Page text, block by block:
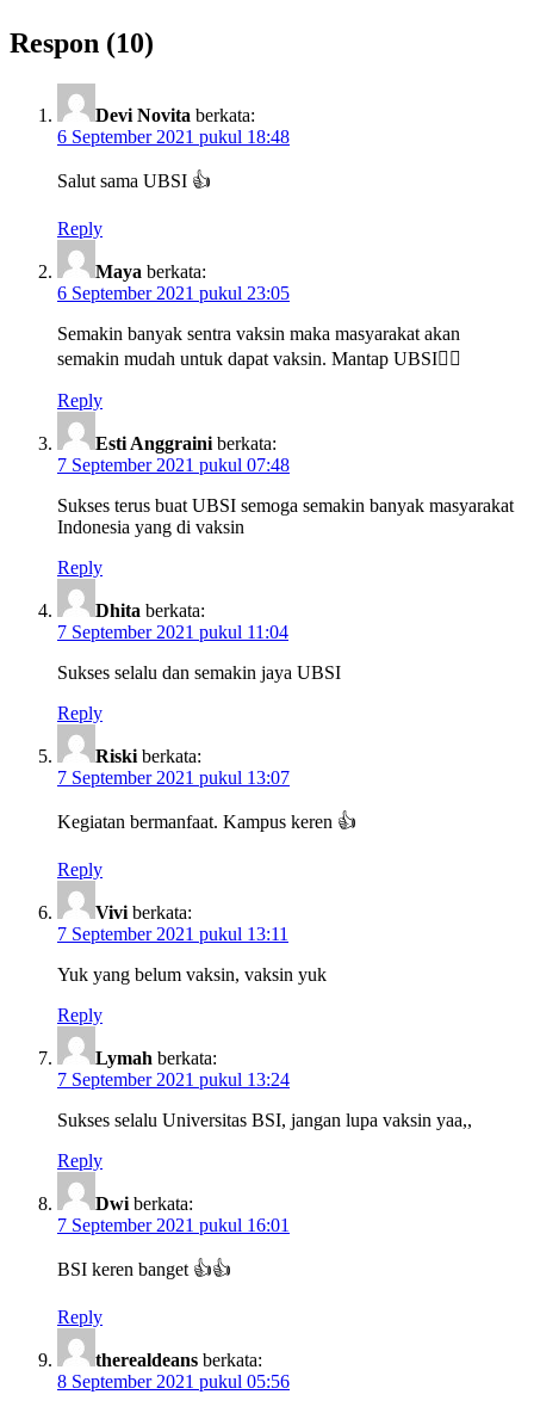
Respon (10)
Devi Novita berkata:
6 September 2021 pukul 18:48
Salut sama UBSI 👍
Reply
Maya berkata:
6 September 2021 pukul 23:05
Semakin banyak sentra vaksin maka masyarakat akan
semakin mudah untuk dapat vaksin. Mantap UBSI👍🏻
Reply
Esti Anggraini berkata:
7 September 2021 pukul 07:48
Sukses terus buat UBSI semoga semakin banyak masyarakat
Indonesia yang di vaksin
Reply
Dhita berkata:
7 September 2021 pukul 11:04
Sukses selalu dan semakin jaya UBSI
Reply
Riski berkata:
7 September 2021 pukul 13:07
Kegiatan bermanfaat. Kampus keren 👍
Reply
Vivi berkata:
7 September 2021 pukul 13:11
Yuk yang belum vaksin, vaksin yuk
Reply
Lymah berkata:
7 September 2021 pukul 13:24
Sukses selalu Universitas BSI, jangan lupa vaksin yaa,,
Reply
Dwi berkata:
7 September 2021 pukul 16:01
BSI keren banget 👍👍
Reply
therealdeans berkata:
8 September 2021 pukul 05:56